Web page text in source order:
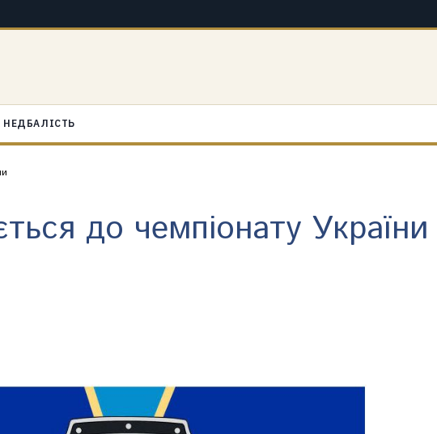
до чемпіонату України